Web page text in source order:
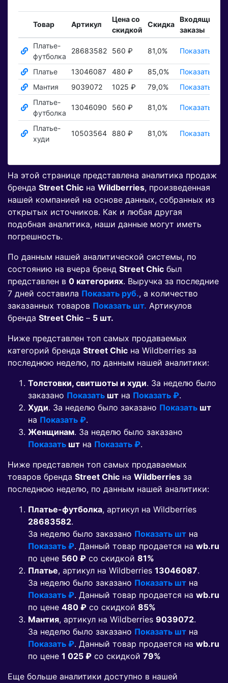
Товар Артикул
Цена со
скидкой
Скидка
Входящие
заказы
Платье-
футболка
28683582 560 ₽ 81,0% Показать ₽
Платье 13046087 480 ₽ 85,0% Показать ₽
Мантия
9039072 1025 ₽ 79,0% Показать ₽
Платье-
футболка
13046090 560 ₽ 81,0% Показать ₽
Платье-
худи
10503564 880 ₽ 81,0% Показать ₽
На этой странице представлена аналитика продаж
бренда Street Chic на Wildberries, произведенная
нашей компанией на основе данных, собранных из
открытых источников. Как и любая другая
подобная аналитика, наши данные могут иметь
погрешность.
По данным нашей аналитической системы, по
состоянию на вчера бренд Street Chic был
представлен в 0 категориях. Выручка за последние
7 дней составила Показать руб., а количество
заказанных товаров Показать шт. Артикулов
бренда Street Chic – 5 шт.
Ниже представлен топ самых продаваемых
категорий бренда Street Chic на Wildberries за
последнюю неделю, по данным нашей аналитики:
Толстовки, свитшоты и худи. За неделю было
заказано Показать шт на Показать ₽.
Худи. За неделю было заказано Показать шт
на Показать ₽.
Женщинам. За неделю было заказано
Показать шт на Показать ₽.
Ниже представлен топ самых продаваемых
товаров бренда Street Chic на Wildberries за
последнюю неделю, по данным нашей аналитики:
Платье-футболка, артикул на Wildberries
28683582.
За неделю было заказано Показать шт на
Показать ₽. Данный товар продается на wb.ru
по цене 560 ₽ co скидкой 81%
Платье, артикул на Wildberries 13046087.
За неделю было заказано Показать шт на
Показать ₽. Данный товар продается на wb.ru
по цене 480 ₽ co скидкой 85%
Мантия, артикул на Wildberries 9039072.
За неделю было заказано Показать шт на
Показать ₽. Данный товар продается на wb.ru
по цене 1 025 ₽ co скидкой 79%
Еще больше аналитики доступно в нашей